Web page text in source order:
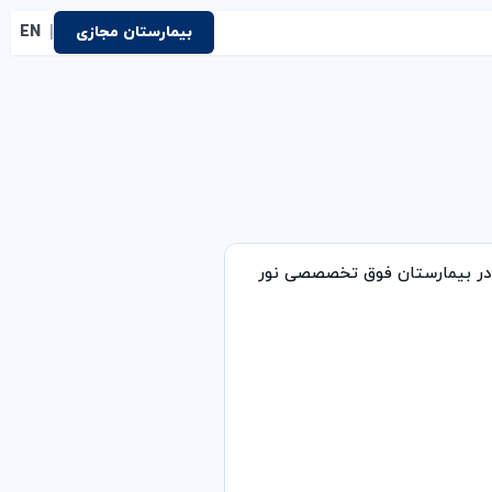
بیمارستان مجازی |
EN
بیمارستان فوق تخصصصی نور